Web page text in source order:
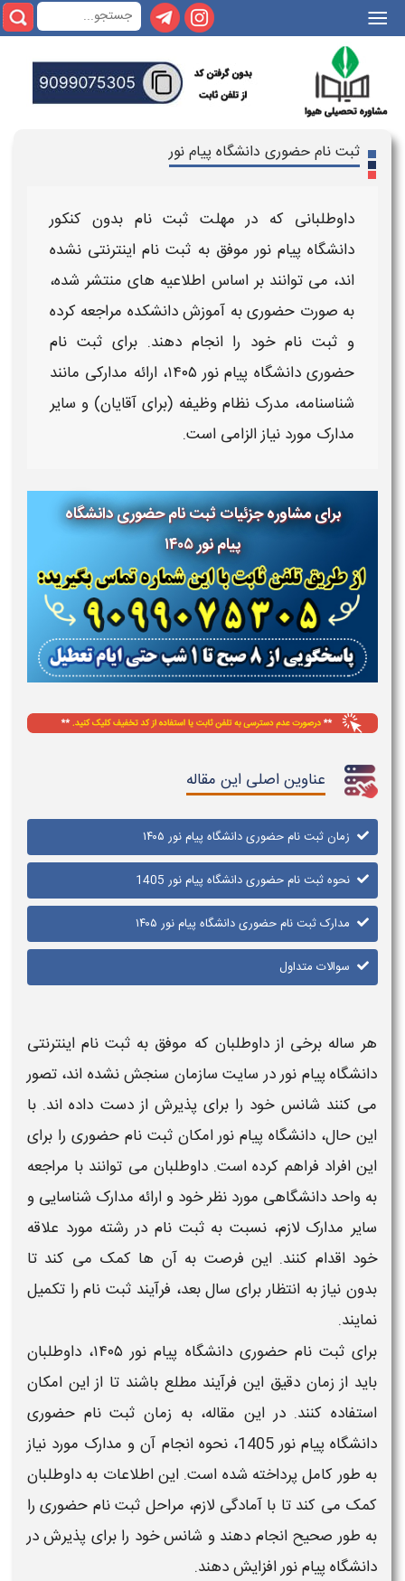
|||
ثبت نام حضوری دانشگاه پیام نور
داوطلبانی که در مهلت ثبت‌ نام بدون کنکور
دانشگاه پیام نور موفق به ثبت‌ ناماینترنتی نشده‌
اند، می‌ توانند بر اساس اطلاعیه‌ های منتشر شده،
به‌ صورت حضوریبه آموزش دانشکده مراجعه کرده
و ثبت‌ نامخود را انجام دهند. برایثبت‌ نام
حضوری دانشگاه پیام نور ۱۴۰۵
، ارائه مدارکی مانند
شناسنامه، مدرک نظام وظیفه (برای آقایان) و سایر
مدارک مورد نیاز الزامی است.
برای مشاوره جزئیات ثبت نام حضوری دانشگاه
پیام نور۱۴۰۵
عناوین اصلی این مقاله
زمان ثبت نام حضوری دانشگاه پیام نور ۱۴۰۵
نحوه ثبت نام حضوری دانشگاه پیام نور 1405
مدارک ثبت نام حضوری دانشگاه پیام نور ۱۴۰۵
سوالات متداول
هر ساله برخی از داوطلبان که موفق به ثبت ‌ناماینترنتی
دانشگاه پیام نوردر سایت سازمان سنجش نشده ‌اند، تصور
می‌ کنند شانس خود را برای پذیرش از دست داده‌ اند. با
این حال، دانشگاه پیام نورامکانثبت ‌نام حضوری را برای
این افراد فراهم کرده است. داوطلبان می‌ توانند با مراجعه
به واحد دانشگاهی مورد نظر خود و ارائه مدارک شناسایی و
سایر مدارکلازم، نسبت به ثبت ‌نام در رشته مورد علاقه
خود اقدام کنند. این فرصت به آن‌ ها کمک می‌ کند تا
بدون نیاز به انتظار برای سال بعد، فرآیند ثبت ‌نامرا تکمیل
نمایند.
برایثبت ‌نام حضوری دانشگاه پیام نور ۱۴۰۵
، داوطلبان
باید از زماندقیق این فرآیند مطلع باشند تا از این امکان
استفاده کنند. در این مقاله، به زمان ثبت ‌نام حضوری
دانشگاه پیام نور 1405
، نحوه انجام آن و مدارک مورد نیاز
به‌ طور کامل پرداخته شده است. این اطلاعات به داوطلبان
کمک می ‌کند تا با آمادگی لازم، مراحل ثبت ‌نام حضوریرا
به‌ طور صحیح انجام دهند و شانس خود را برای پذیرش در
دانشگاه پیام نورافزایش دهند.